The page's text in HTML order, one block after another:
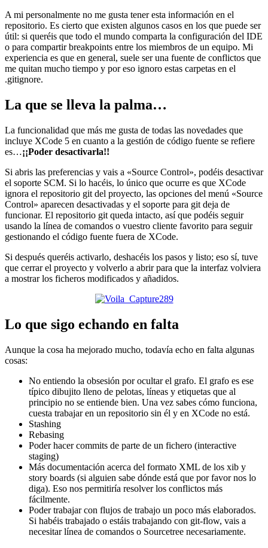
A mi personalmente no me gusta tener esta información en el
repositorio. Es cierto que existen algunos casos en los que puede ser
útil: si queréis que todo el mundo comparta la configuración del IDE
o para compartir breakpoints entre los miembros de un equipo. Mi
experiencia es que en general, suele ser una fuente de conflictos que
me quitan mucho tiempo y por eso ignoro estas carpetas en el
.gitignore.
La que se lleva la palma…
La funcionalidad que más me gusta de todas las novedades que
incluye XCode 5 en cuanto a la gestión de código fuente se refiere
es…¡¡Poder desactivarla!!
Si abris las preferencias y vais a «Source Control», podéis desactivar
el soporte SCM. Si lo hacéis, lo único que ocurre es que XCode
ignora el repositorio git del proyecto, las opciones del menú «Source
Control» aparecen desactivadas y el soporte para git deja de
funcionar. El repositorio git queda intacto, así que podéis seguir
usando la línea de comandos o vuestro cliente favorito para seguir
gestionando el código fuente fuera de XCode.
Si después queréis activarlo, deshacéis los pasos y listo; eso sí, tuve
que cerrar el proyecto y volverlo a abrir para que la interfaz volviera
a mostrar los ficheros modificados y añadidos.
Lo que sigo echando en falta
Aunque la cosa ha mejorado mucho, todavía echo en falta algunas
cosas:
No entiendo la obsesión por ocultar el grafo. El grafo es ese
típico dibujito lleno de pelotas, líneas y etiquetas que al
principio no se entiende bien. Una vez sabes cómo funciona,
cuesta trabajar en un repositorio sin él y en XCode no está.
Stashing
Rebasing
Poder hacer commits de parte de un fichero (interactive
staging)
Más documentación acerca del formato XML de los xib y
story boards (si alguien sabe dónde está que por favor nos lo
diga). Eso nos permitiría resolver los conflictos más
fácilmente.
Poder trabajar con flujos de trabajo un poco más elaborados.
Si habéis trabajado o estáis trabajando con git-flow, vais a
necesitar línea de comandos o Sourcetree necesariamente.